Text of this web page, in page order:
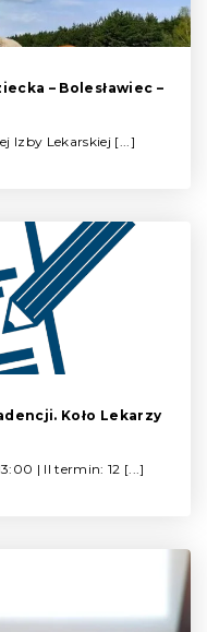
– Bolesławiec –
Izby Lekarskiej [...]
Koło Lekarzy
| II termin: 12 [...]